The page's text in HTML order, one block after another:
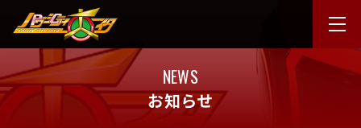
NEWS
お知らせ